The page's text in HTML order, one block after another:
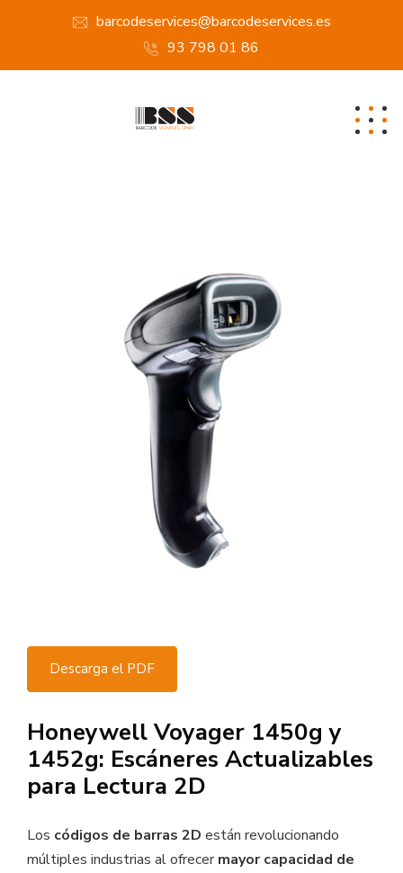
barcodeservices@barcodeservices.es
93 798 01 86
Descarga el PDF
Honeywell Voyager 1450g y
1452g: Escáneres Actualizables
para Lectura 2D
Los códigos de barras 2D están revolucionando
múltiples industrias al ofrecermayor capacidad de